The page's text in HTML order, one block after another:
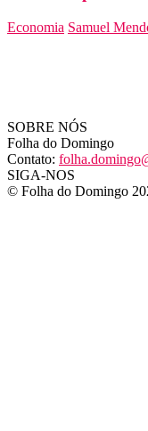
Economia Samuel
SOBRE NÓS
Folha do Domingo
Contato:
SIGA-NOS
© Folha do Domingo